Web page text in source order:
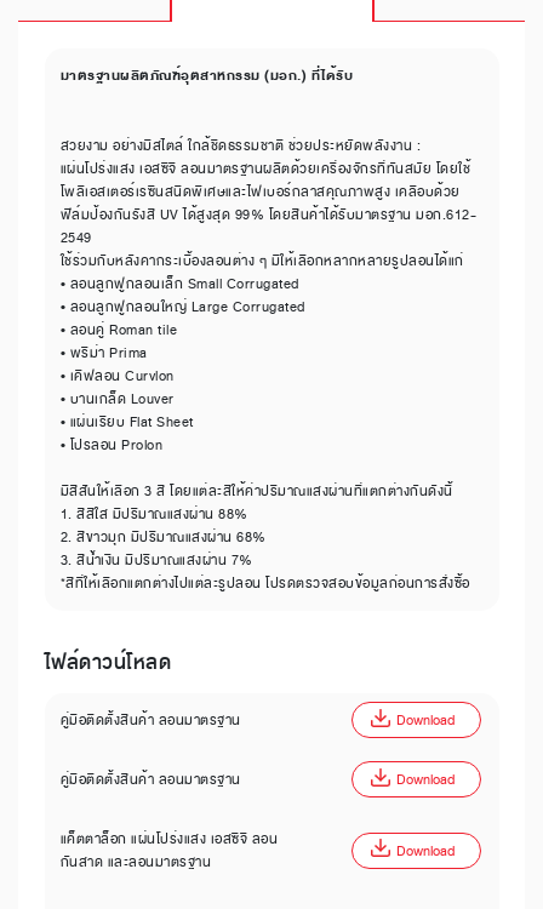
มาตรฐานผลิตภัณฑ์อุตสาหกรรม (มอก.) ที่ได้รับ
สวยงาม อย่างมีสไตล์ ใกล้ชิดธรรมชาติ ช่วยประหยัดพลังงาน :
แผ่นโปร่งแสง เอสซีจี ลอนมาตรฐานผลิตด้วยเครื่องจักรที่ทันสมัย โดยใช้
โพลีเอสเตอร์เรซินสนิดพิเศษและไฟเบอร์กลาสคุณภาพสูง เคลือบด้วย
ฟิล์มป้องกันรังสี UV ได้สูงสุด 99% โดยสินค้าได้รับมาตรฐาน มอก.612-
2549
ใช้ร่วมกับหลังคากระเบื้องลอนต่าง ๆ มีให้เลือกหลากหลายรูปลอนได้แก่
• ลอนลูกฟูกลอนเล็ก Small Corrugated
• ลอนลูกฟูกลอนใหญ่ Large Corrugated
• ลอนคู่ Roman tile
• พรีม่า Prima
• เคิฟลอน Curvlon
• บานเกล็ด Louver
• แผ่นเรียบ Flat Sheet
• โปรลอน Prolon
มีสีสันให้เลือก 3 สี โดยแต่ละสีให้ค่าปริมาณแสงผ่านที่แตกต่างกันดังนี้
1. สีสีใส มีปริมาณแสงผ่าน 88%
2. สีขาวมุก มีปริมาณแสงผ่าน 68%
3. สีน้ำเงิน มีปริมาณแสงผ่าน 7%
*สีที่ให้เลือกแตกต่างไปแต่ละรูปลอน โปรดตรวจสอบข้อมูลก่อนการสั่งซื้อ
ไฟล์ดาวน์โหลด
คู่มือติดตั้งสินค้า ลอนมาตรฐาน Download
คู่มือติดตั้งสินค้า ลอนมาตรฐาน Download
แค็ตตาล็อก แผ่นโปร่งแสง เอสซีจี ลอน
กันสาด และลอนมาตรฐาน
Download